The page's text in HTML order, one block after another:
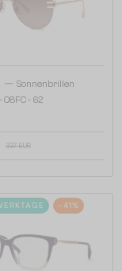
— Sonnenbrillen
08FC - 62
337 EUR
-41%